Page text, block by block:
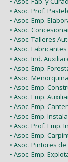
• Asoc. Prof.
• Asoc. Emp.
• Asoc.
• Asoc. Talleres
• Asoc.
• Asoc. Ind.
• Asoc. Emp.
• Asoc.
• Asoc. Emp.
• Asoc. Emp.
• Asoc. Emp.
• Asoc. Emp.
• Asoc. Prof. Emp.
• Asoc. Emp.
• Asoc. Pintores
• Asoc. Emp.